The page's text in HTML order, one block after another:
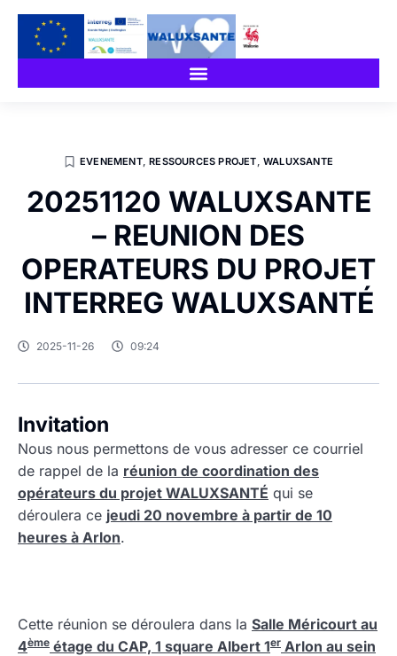
EVENEMENT,RESSOURCES PROJET,WALUXSANTE
20251120 WALUXSANTE
– REUNION DES
OPERATEURS DU PROJET
INTERREG WALUXSANTÉ
2025-11-26 09:24
Invitation
Nous nous permettons de vous adresser ce courriel
de rappel de la réunion de coordination des
opérateurs du projet WALUXSANTÉ qui se
déroulera ce jeudi 20 novembre à partir de 10
heures à Arlon.
Cette réunion se déroulera dans la Salle Méricourt au
4ème étage du CAP, 1 square Albert 1er Arlon au sein